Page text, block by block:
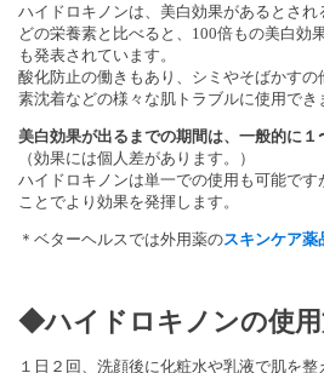
ハイドロキノンは、美白効果があるとさ
どの栄養素と比べると、100倍もの美白効
も発表されています。
酸化防止の働きもあり、シミやそばかす
素沈着などの様々な肌トラブルに使用でき
美白効果が出るまでの期間は、一般的に１
（効果には個人差があります。）
ハイドロキノンは単一での使用も可能で
ことでより効果を発揮します。
＊ベターヘルスでは外用薬のスキンケア薬
◆ハイドロキノンの使
１日２回、洗顔後に化粧水や乳液で肌を整